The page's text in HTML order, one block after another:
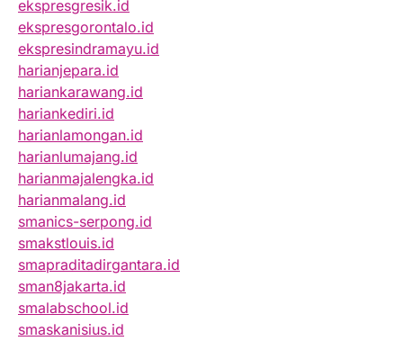
ekspresgresik.id
ekspresgorontalo.id
ekspresindramayu.id
harianjepara.id
hariankarawang.id
hariankediri.id
harianlamongan.id
harianlumajang.id
harianmajalengka.id
harianmalang.id
smanics-serpong.id
smakstlouis.id
smapraditadirgantara.id
sman8jakarta.id
smalabschool.id
smaskanisius.id